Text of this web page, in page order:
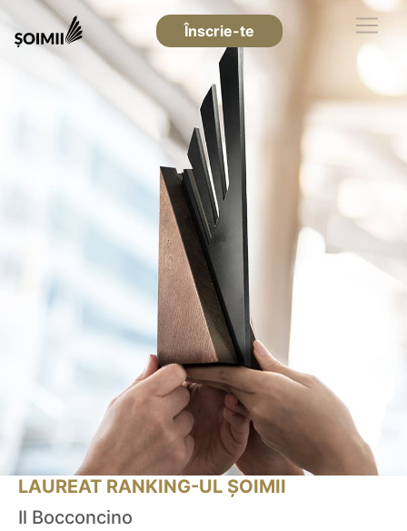
Înscrie-te
LAUREAT RANKING-UL ȘOIMII
Il Bocconcino